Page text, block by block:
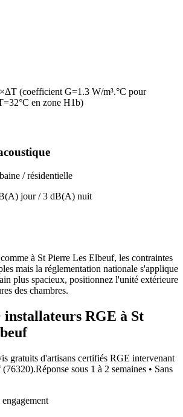
(coefficient G=1.3 W/m³.°C pour
en zone H1b)
/ résidentielle
jour /3 dB(A) nuit
à St Pierre Les Elbeuf, les contraintes
mais la réglementation nationale s'applique
plus spacieux, positionnez l'unité extérieure
des chambres.
installateurs RGE à St
gratuits d'artisans certifiés RGE intervenant
(76320).Réponse sous 1 à 2 semaines • Sans